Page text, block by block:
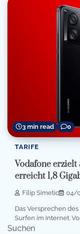
3 min read 0
TARIFE
Vodafone
erreicht 1,8
Filip Simetic 04/
Das Versprechen
Surfen im Internet.
Suchen